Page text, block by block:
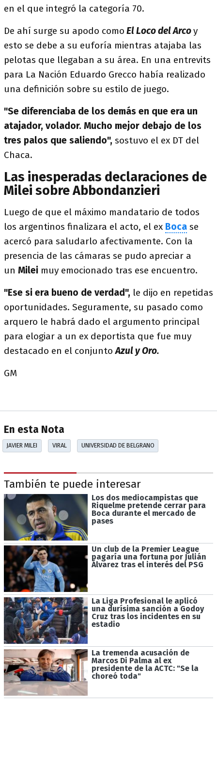
en el que integró la categoría 70.
De ahí surge su apodo como El Loco del Arcoy
esto se debe a su euforía mientras atajaba las
pelotas que llegaban a su área. En una entrevits
para La Nación Eduardo Grecco había realizado
una definición sobre su estilo de juego.
"Se diferenciaba de los demás en que era un
atajador, volador. Mucho mejor debajo de los
tres palos que saliendo", sostuvo el ex DT del
Chaca.
Las inesperadas declaraciones de
Milei sobre Abbondanzieri
Luego de que el máximo mandatario de todos
los argentinos finalizara el acto, el ex Boca se
acercó para saludarlo afectivamente. Con la
presencia de las cámaras se pudo apreciar a
un Milei muy emocionado tras ese encuentro.
"Ese si era bueno de verdad", le dijo en repetidas
oportunidades. Seguramente, su pasado como
arquero le habrá dado el argumento principal
para elogiar a un ex deportista que fue muy
destacado en el conjuntoAzul y Oro.
GM
En esta Nota
JAVIER MILEI VIRAL UNIVERSIDAD DE BELGRANO
También te puede interesar
Los dos mediocampistas que
Riquelme pretende cerrar para
Boca durante el mercado de
pases
Un club de la Premier League
pagaría una fortuna por Julián
Álvarez tras el interés del PSG
La Liga Profesional le aplicó
una durísima sanción a Godoy
Cruz tras los incidentes en su
estadio
La tremenda acusación de
Marcos Di Palma al ex
presidente de la ACTC: "Se la
choreó toda"